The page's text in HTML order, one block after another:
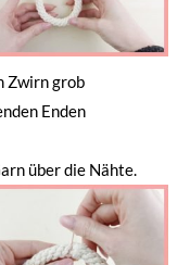
Zwirn grob
Enden
über die Nähte.